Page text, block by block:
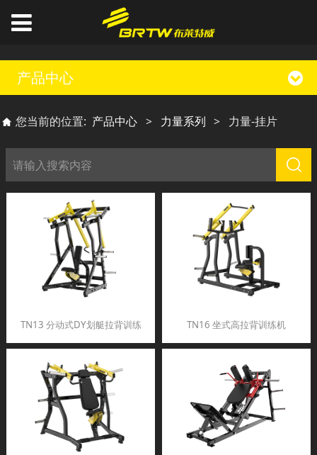
产品中心
您当前的位置: 产品中心 > 力量系列 > 力量-挂片
TN13 分动式DY划艇拉背训练 TN16 坐式高拉背训练机